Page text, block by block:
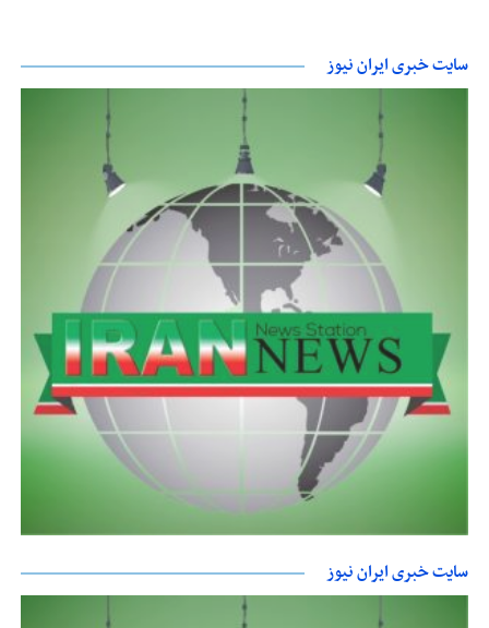
سایت خبری ایران نیوز
سایت خبری ایران نیوز